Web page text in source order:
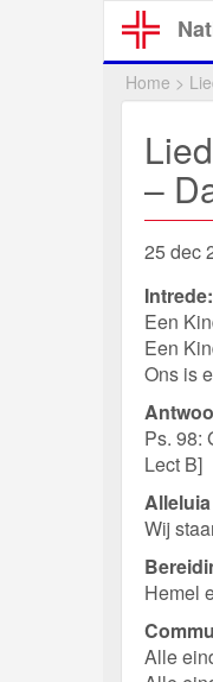
Home >
–
25 dec
Intrede:
Een
Een
Ons is
Ps. 98:
Lect B]
Wij
Hemel
Alle